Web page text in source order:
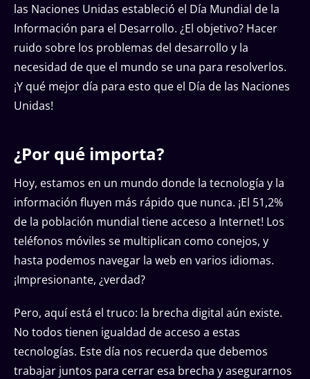
las Naciones Unidas estableció el Día Mundial de la
Información para el Desarrollo. ¿El objetivo? Hacer
ruido sobre los problemas del desarrollo y la
necesidad de que el mundo se una para resolverlos.
¡Y qué mejor día para esto que el Día de las Naciones
Unidas!
¿Por qué importa?
Hoy, estamos en un mundo donde la tecnología y la
información fluyen más rápido que nunca. ¡El 51,2%
de la población mundial tiene acceso a Internet! Los
teléfonos móviles se multiplican como conejos, y
hasta podemos navegar la web en varios idiomas.
¡Impresionante, ¿verdad?
Pero, aquí está el truco: la brecha digital aún existe.
No todos tienen igualdad de acceso a estas
tecnologías. Este día nos recuerda que debemos
trabajar juntos para cerrar esa brecha y asegurarnos